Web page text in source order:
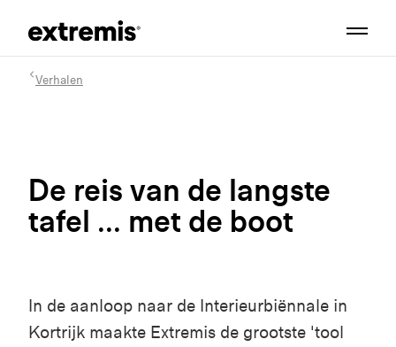
Verhalen
De reis van de langste
tafel ... met de boot
In de aanloop naar de Interieurbiënnale in
Kortrijk maakte Extremis de grootste 'tool